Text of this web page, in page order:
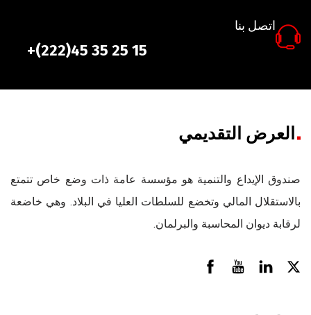
اتصل بنا
+(222)45 35 25 15
العرض التقديمي
صندوق الإيداع والتنمية هو مؤسسة عامة ذات وضع خاص تتمتع
بالاستقلال المالي وتخضع للسلطات العليا في البلاد. وهي خاضعة
لرقابة ديوان المحاسبة والبرلمان.